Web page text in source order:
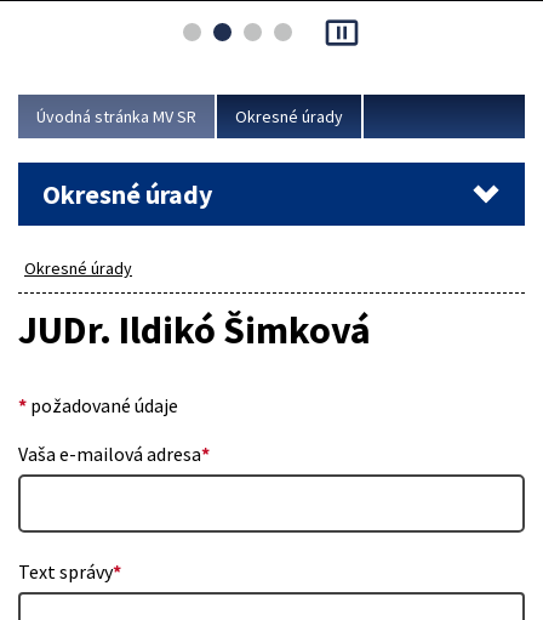
asociácie poisťovní (SLASPO) a Ministerstva vnútra SR.
Viac
pause_presentation
Úvodná stránka MV SR Okresné úrady
Okresné úrady
Okresné úrady
JUDr. Ildikó Šimková
* požadované údaje
Vaša e-mailová adresa*
Text správy*